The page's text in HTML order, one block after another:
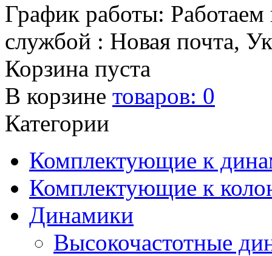
График работы: Работаем
службой : Новая почта,
Корзина пуста
В корзине товаров: 0
Категории
Комплектующие к
Комплектующие к
Динамики
Высокочастотные